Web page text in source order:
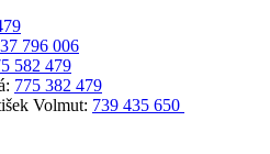
796 006
582 479
775 382 479
Volmut: 739 435 650